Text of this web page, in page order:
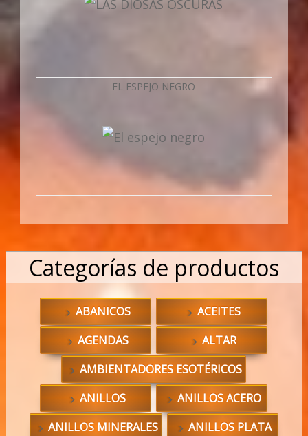
EL ESPEJO NEGRO
Categorías de productos
ABANICOS
ACEITES
AGENDAS
ALTAR
AMBIENTADORES ESOTÉRICOS
ANILLOS
ANILLOS ACERO
ANILLOS MINERALES
ANILLOS PLATA